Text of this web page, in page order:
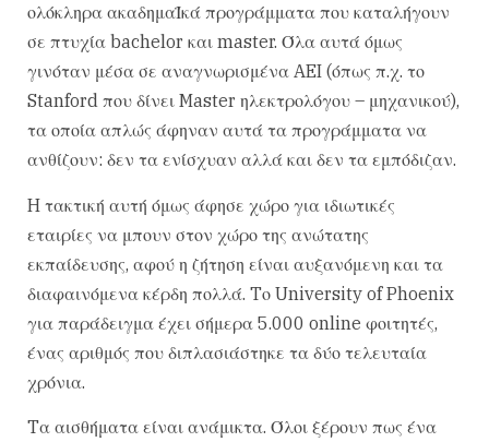
ολόκληρα ακαδημαΪκά προγράμματα που καταλήγουν
σε πτυχία bachelor και master. Όλα αυτά όμως
γινόταν μέσα σε αναγνωρισμένα AEI (όπως π.χ. το
Stanford που δίνει Master ηλεκτρολόγου – μηχανικού),
τα οποία απλώς άφηναν αυτά τα προγράμματα να
ανθίζουν: δεν τα ενίσχυαν αλλά και δεν τα εμπόδιζαν.
H τακτική αυτή όμως άφησε χώρο για ιδιωτικές
εταιρίες να μπουν στον χώρο της ανώτατης
εκπαίδευσης, αφού η ζήτηση είναι αυξανόμενη και τα
διαφαινόμενα κέρδη πολλά. Tο University of Phoenix
για παράδειγμα έχει σήμερα 5.000 online φοιτητές,
ένας αριθμός που διπλασιάστηκε τα δύο τελευταία
χρόνια.
Tα αισθήματα είναι ανάμικτα. Όλοι ξέρουν πως ένα